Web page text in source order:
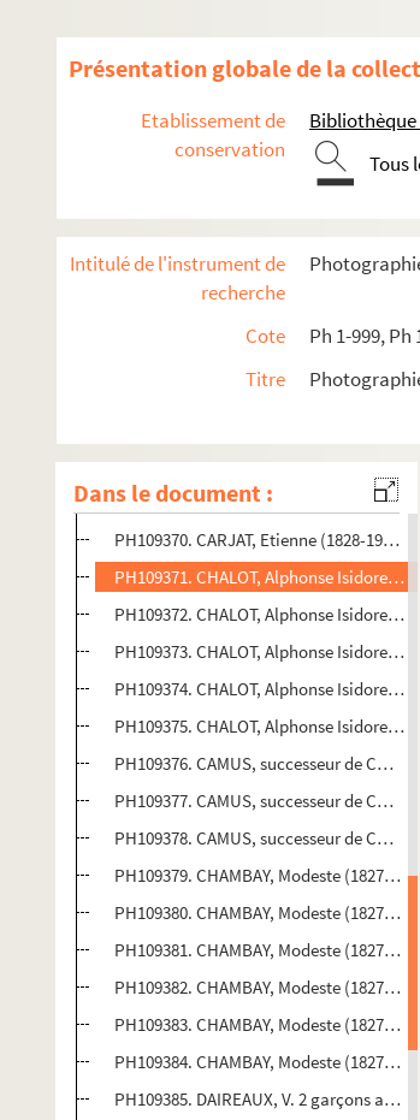
Présentation globale de la
Etablissement de
conservation
Bibliothèque
Tous
Intitulé de l'instrument de
recherche
Cote
Ph 1-999, Ph
Titre
Dans le document :
PH109358. VICTOIRE, André (puis son
PH109359. VICTOIRE et ARAMBOURG
PH109360. BRION, Camille (1842-19..).
PH109362. JEANNOT-FAFOURNOUX, Alf.
PH109363. TOUZERY, Jean. Femme en
PH109365. APPERT, Eugène (1830-
PH109366. BENQUE et Cie / BENQUE,
PH109368. CARJAT, Etienne (1828-1906).
PH109369. CARJAT, Etienne (1828-
PH109370. CARJAT, Etienne (1828-
PH109371. CHALOT, Alphonse Isidore.
PH109372. CHALOT, Alphonse Isidore.
PH109373. CHALOT, Alphonse Isidore.
PH109374. CHALOT, Alphonse Isidore. 2
PH109375. CHALOT, Alphonse Isidore.
PH109376. CAMUS, successeur de
PH109377. CAMUS, successeur de
PH109378. CAMUS, successeur de
PH109379. CHAMBAY, Modeste (1827-
PH109380. CHAMBAY, Modeste (1827-
PH109381. CHAMBAY, Modeste (1827-
PH109382. CHAMBAY, Modeste (1827-
PH109383. CHAMBAY, Modeste (1827-
PH109384. CHAMBAY, Modeste (1827-
PH109385. DAIREAUX, V. 2 garçons assis